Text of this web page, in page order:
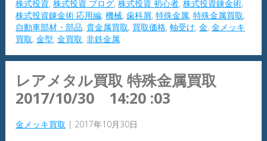
株式投資,株式投資 ブログ,株式投資 初心者,株式投資錬金術,
株式投資錬金術 応用編,機械,歯科屑,特殊金属,特殊金属買取,
自動車部材・部品,貴金属買取, 買取価格,軸受け,金,金メッキ
買取,金型,金買取,非鉄金属
レアメタル買取 特殊金属買取
2017/10/30 14:20 :03
金メッキ買取 | 2017年10月30日